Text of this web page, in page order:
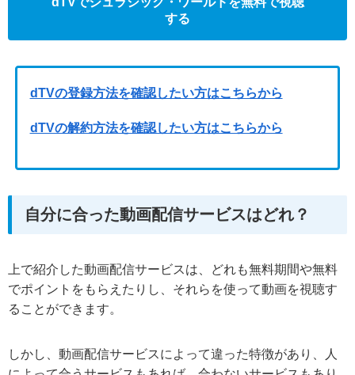
する
dTVの登録方法を確認したい方はこちらから
dTVの解約方法を確認したい方はこちらから
自分に合った動画配信サービスはどれ？
上で紹介した動画配信サービスは、どれも無料期間や無料
でポイントをもらえたりし、それらを使って動画を視聴す
ることができます。
しかし、動画配信サービスによって違った特徴があり、人